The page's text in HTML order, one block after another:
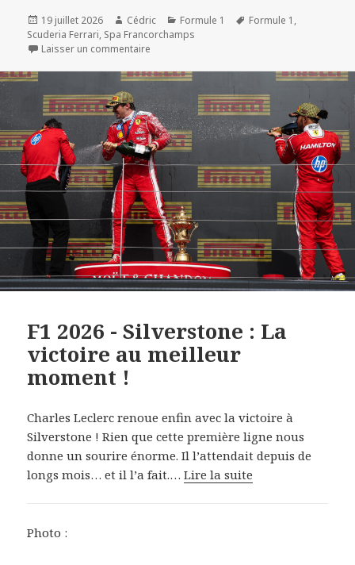
Publié
le
19 juillet 2026 Auteur
Cédric Catégories
Formule 1
Mots-
Formule 1 ,
Scuderia Ferrari, Spa Francorchamps
Laisser un commentaire
F1 2026 - Silverstone : La
victoire au meilleur
moment !
Charles Leclerc renoue enfin avec la victoire à
Silverstone ! Rien que cette première ligne nous
donne un sourire énorme. Il l’attendait depuis de
longs mois… et il l’a fait.…Lire la suite
Photo :